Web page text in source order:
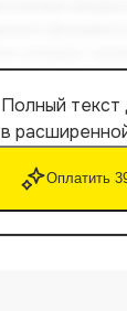
Полный текст
в
Оплатить